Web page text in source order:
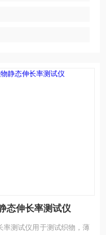
态伸长率测试仪
率测试仪用于测试织物，薄